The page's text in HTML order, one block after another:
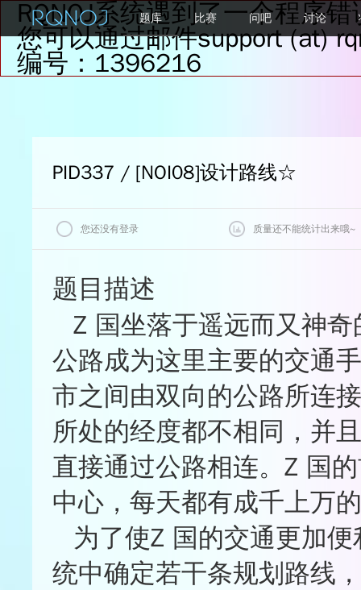
RQNOJ系统遇到了一个程序错
您可以通过邮件support (at)
编号：1396216
题库 比赛 问吧 讨论
PID337 / [NOI08]设计路线☆
您还没有登录
查看最后一次评测记录
质量还不能统计出来哦~
★★★★★
★★★★☆
★★★☆☆
★★☆☆☆
★☆☆☆☆
0%
0%
0%
0%
0%
★ ★ ★ ☆
题目描述
Z 国坐落于遥远而又神
公路成为这里主要的交通
市之间由双向的公路所连
所处的经度都不相同，并
直接通过公路相连。Z 国
中心，每天都有成千上万
为了使Z 国的交通更加
统中确定若干条规划路线